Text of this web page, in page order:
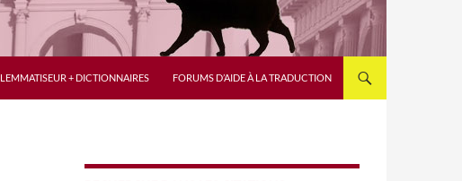
LEMMATISEUR + DICTIONNAIRES FORUMS D’AIDE À LA TRADUCTION